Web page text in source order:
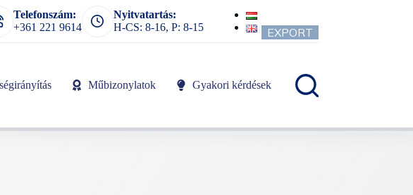
Telefonszám:
+361 221 9614
Nyitvatartás:
H-CS: 8-16, P: 8-15
EXPORT
Műbizonylatok Gyakori kérdések